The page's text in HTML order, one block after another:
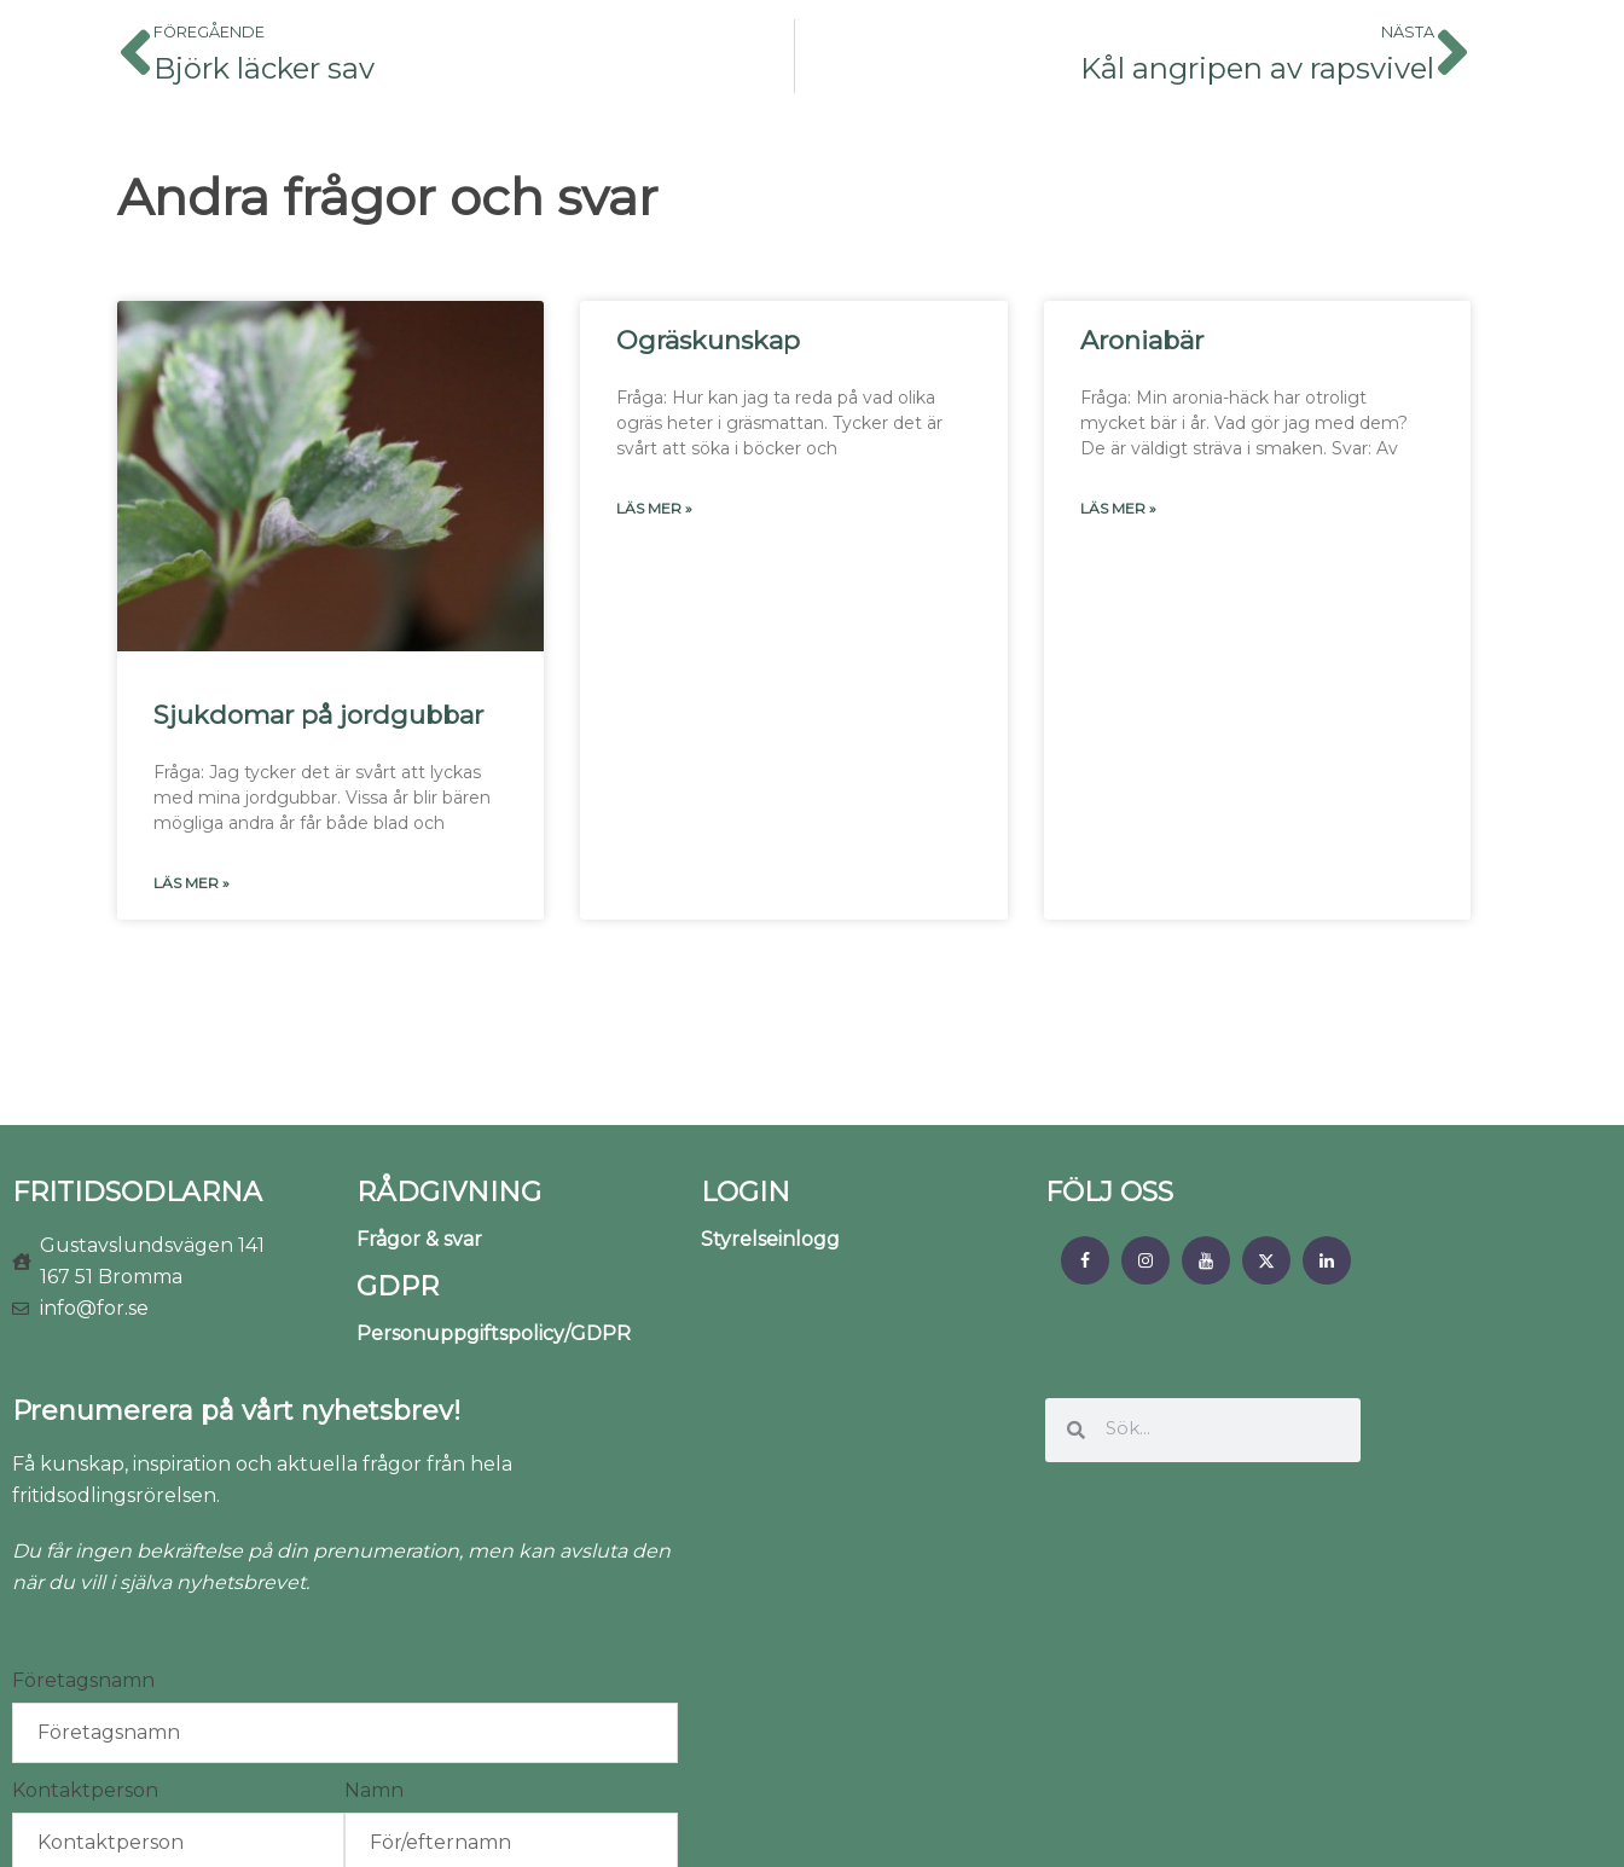
FÖREGÅENDE
Björk läcker sav
NÄSTA
Kål angripen av rapsvivel
Andra frågor och svar
Sjukdomar på jordgubbar
Fråga: Jag tycker det är svårt att lyckas
med mina jordgubbar. Vissa år blir bären
mögliga andra år får både blad och
LÄS MER »
Ogräskunskap
Fråga: Hur kan jag ta reda på vad olika
ogräs heter i gräsmattan. Tycker det är
svårt att söka i böcker och
LÄS MER »
Aroniabär
Fråga: Min aronia-häck har otroligt
mycket bär i år. Vad gör jag med dem?
De är väldigt sträva i smaken. Svar: Av
LÄS MER »
FRITIDSODLARNA
Gustavslundsvägen 141
167 51 Bromma
info@for.se
RÅDGIVNING
Frågor & svar
GDPR
Personuppgiftspolicy/GDPR
LOGIN
Styrelseinlogg
FÖLJ OSS
Prenumerera på vårt nyhetsbrev!
Få kunskap, inspiration och aktuella frågor från hela
fritidsodlingsrörelsen.
Du får ingen bekräftelse på din prenumeration, men kan avsluta den
när du vill i själva nyhetsbrevet.
Företagsnamn
Kontaktperson Namn